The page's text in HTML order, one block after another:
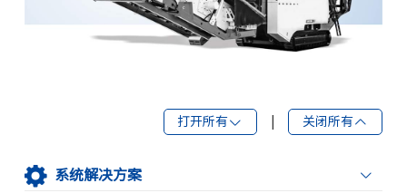
打开所有 关闭所有
系统解决方案